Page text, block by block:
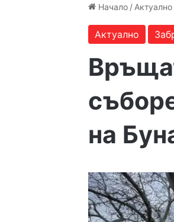
Начало / Актуално
Актуално
на